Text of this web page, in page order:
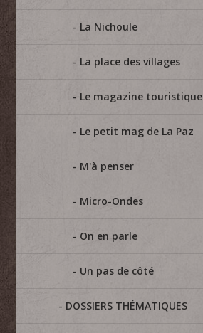
La Nichoule
La place des villages
Le magazine touristique
Le petit mag de La Paz
M'à penser
Micro-Ondes
On en parle
Un pas de côté
DOSSIERS THÉMATIQUES